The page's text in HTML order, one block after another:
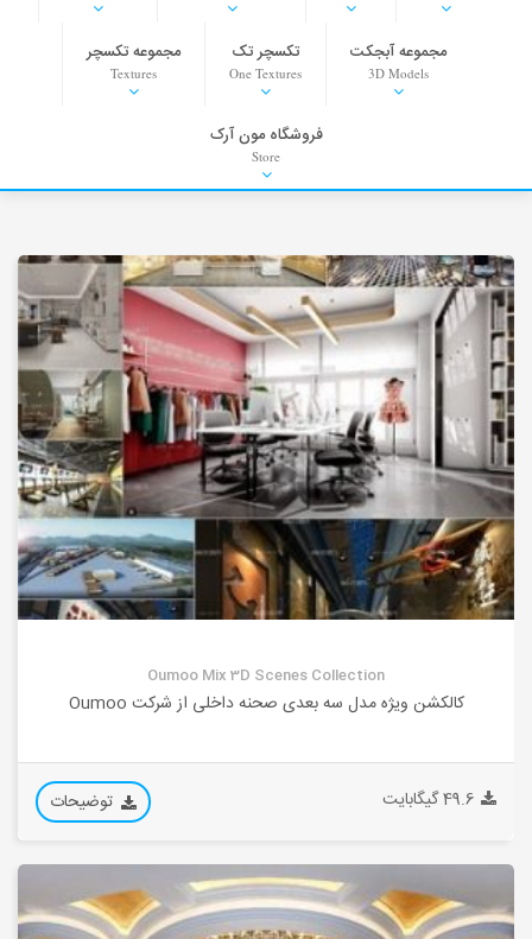
مجموعه آبجکت
3D Models
تکسچر تک
One Textures
مجموعه تکسچر
Textures
PNG-PSD
Background
Stock Images
فروشگاه مون آرک
Store
Oumoo Mix 3D Scenes Collection
کالکشن ویژه مدل سه بعدی صحنه داخلی از شرکت Oumoo
49.6 گیگابایت توضیحات